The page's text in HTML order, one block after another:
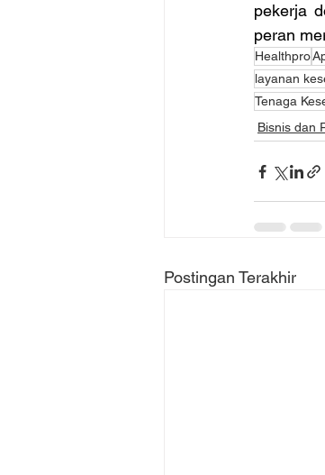
pekerja
peran
Healthpro
layanan
Tenaga
Bisnis dan
Postingan Terakhir